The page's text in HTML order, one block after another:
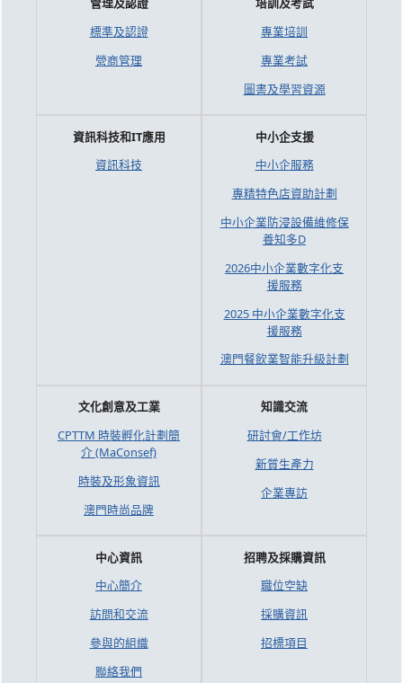
標準及認證
營商管理
專業培訓
專業考試
圖書及學習資源
資訊科技和IT應用
資訊科技
中小企支援
中小企服務
專精特色店資助計劃
中小企業防浸設備維修保
養知多D
2026中小企業數字化支
援服務
2025 中小企業數字化支
援服務
澳門餐飲業智能升級計劃
文化創意及工業
CPTTM 時裝孵化計劃簡
介 (MaConsef)
時裝及形象資訊
澳門時尚品牌
知識交流
研討會/工作坊
新質生產力
企業專訪
中心資訊
中心簡介
訪問和交流
參與的組織
聯絡我們
招聘及採購資訊
職位空缺
採購資訊
招標項目